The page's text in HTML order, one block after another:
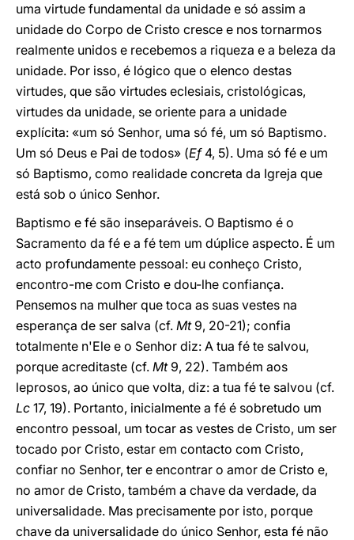
uma virtude fundamental da unidade e só assim a
unidade do Corpo de Cristo cresce e nos tornarmos
realmente unidos e recebemos a riqueza e a beleza da
unidade. Por isso, é lógico que o elenco destas
virtudes, que são virtudes eclesiais, cristológicas,
virtudes da unidade, se oriente para a unidade
explícita: «um só Senhor, uma só fé, um só Baptismo.
Um só Deus e Pai de todos» (Ef4, 5). Uma só fé e um
só Baptismo, como realidade concreta da Igreja que
está sob o único Senhor.
Baptismo e fé são inseparáveis. O Baptismo é o
Sacramento da fé e a fé tem um dúplice aspecto. É um
acto profundamente pessoal: eu conheço Cristo,
encontro-me com Cristo e dou-lhe confiança.
Pensemos na mulher que toca as suas vestes na
esperança de ser salva (cf. Mt9, 20-21); confia
totalmente n'Ele e o Senhor diz: A tua fé te salvou,
porque acreditaste (cf. Mt9, 22). Também aos
leprosos, ao único que volta, diz: a tua fé te salvou (cf.
Lc 17, 19). Portanto, inicialmente a fé é sobretudo um
encontro pessoal, um tocar as vestes de Cristo, um ser
tocado por Cristo, estar em contacto com Cristo,
confiar no Senhor, ter e encontrar o amor de Cristo e,
no amor de Cristo, também a chave da verdade, da
universalidade. Mas precisamente por isto, porque
chave da universalidade do único Senhor, esta fé não